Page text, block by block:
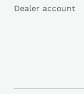
Dealer account